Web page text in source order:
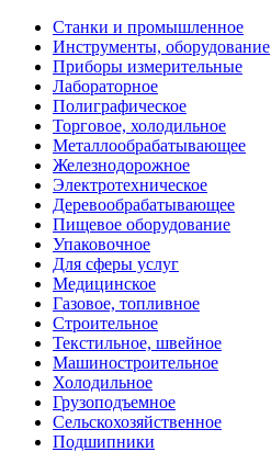
Станки и промышленное
Инструменты, оборудование
Приборы измерительные
Лабораторное
Полиграфическое
Торговое, холодильное
Металлообрабатывающее
Железнодорожное
Электротехническое
Деревообрабатывающее
Пищевое оборудование
Упаковочное
Для сферы услуг
Медицинское
Газовое, топливное
Строительное
Текстильное, швейное
Машиностроительное
Холодильное
Грузоподъемное
Сельскохозяйственное
Подшипники